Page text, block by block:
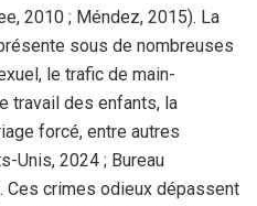
2010 ; Méndez, 2015). La
sous de nombreuses
le trafic de main-
travail des enfants, la
forcé, entre autres
Unis, 2024 ; Bureau
Ces crimes odieux dépassent